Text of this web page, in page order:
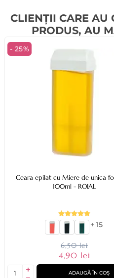
CLIENȚII CARE AU
PRODUS, AU
- 25%
Ceara epilat cu Miere de unica
100ml - ROIAL
+ 15
6,50 lei
4,90 lei
ADAUGĂ ÎN COȘ